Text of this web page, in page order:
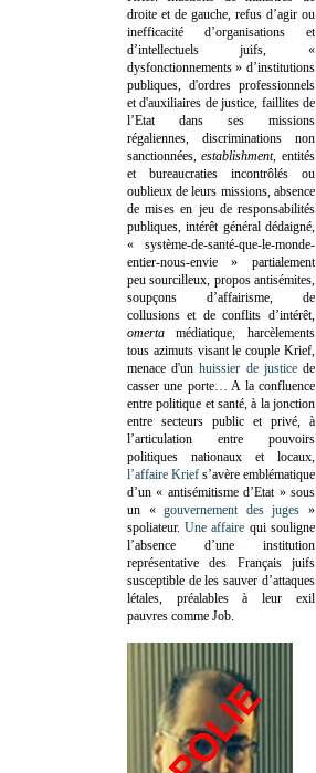
droite et de gauche, refus d’agir ou
inefficacité d’organisations et
d’intellectuels juifs, «
dysfonctionnements » d’institutions
publiques, d'ordres professionnels
et d'auxiliaires de justice, faillites de
l’Etat dans ses missions
régaliennes, discriminations non
sanctionnées,establishment, entités
et bureaucraties incontrôlés ou
oublieux de leurs missions, absence
de mises en jeu de responsabilités
publiques, intérêt général dédaigné,
« système-de-santé-que-le-monde-
entier-nous-envie » partialement
peu sourcilleux, propos antisémites,
soupçons d’affairisme, de
collusions et de conflits d’intérêt,
omertamédiatique, harcèlements
tous azimuts visant le couple Krief,
menace d'unhuissier de justicede
casser une porte… A la confluence
entre politique et santé, à la jonction
entre secteurs public et privé, à
l’articulation entre pouvoirs
politiques nationaux et locaux,
l’affaire Krief s’avère emblématique
d’un « antisémitisme d’Etat » sous
un «gouvernement des juges »
spoliateur.Une affaire qui souligne
l’absence d’une institution
représentative des Français juifs
susceptible de les sauver d’attaques
létales, préalables à leur exil
pauvres comme Job.